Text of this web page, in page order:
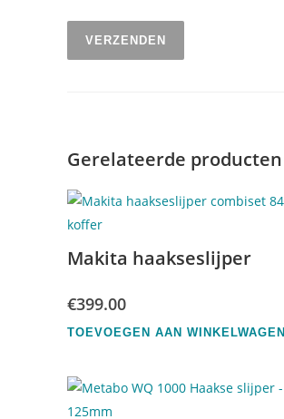
Gerelateerde producten
Makita haakseslijper
€399.00
TOEVOEGEN AAN WINKELWAGEN